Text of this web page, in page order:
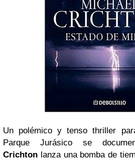
Un polémico y tenso thriller
Parque Jurásico se
Crichton lanza una bomba de